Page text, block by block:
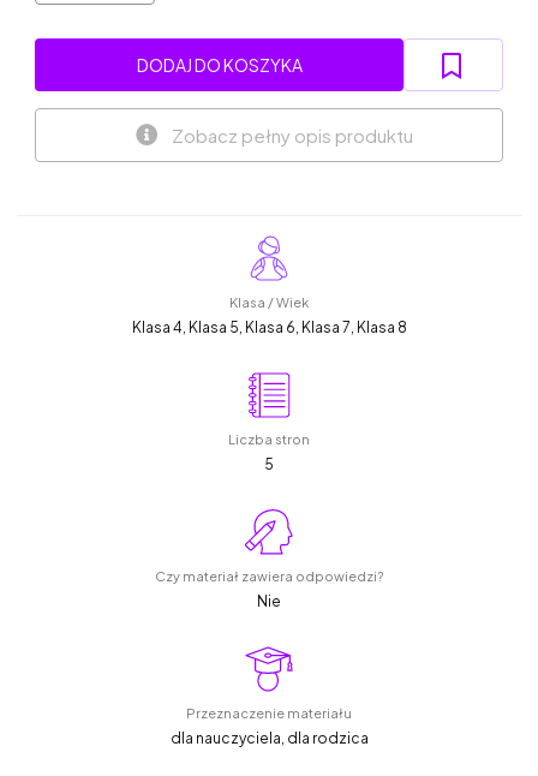
DODAJ DO KOSZYKA
Zobacz pełny opis produktu
Klasa / Wiek
Klasa 4, Klasa 5, Klasa 6, Klasa 7, Klasa 8
Liczba stron
5
Czy materiał zawiera odpowiedzi?
Nie
Przeznaczenie materiału
dla nauczyciela, dla rodzica